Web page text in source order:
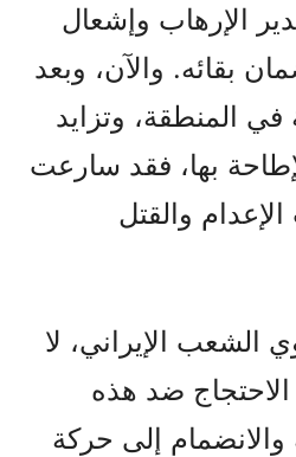
الإرهاب وإشعال
بقائه. والآن، وبعد
في المنطقة، وتزايد
بها، فقد سارعت
والقتل
الإيراني، لا
ضد هذه
والانضمام إلى حركة